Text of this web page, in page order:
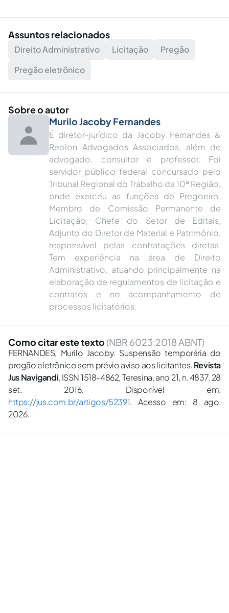
Assuntos relacionados
Direito Administrativo Licitação
Pregão
Pregão eletrônico
Sobre o autor
Murilo Jacoby Fernandes
É diretor-jurídico da Jacoby Fernandes &
Reolon Advogados Associados, além de
advogado, consultor e professor. Foi
servidor público federal concursado pelo
Tribunal Regional do Trabalho da 10ª Região,
onde exerceu as funções de Pregoeiro,
Membro de Comissão Permanente de
Licitação, Chefe do Setor de Editais,
Adjunto do Diretor de Material e Patrimônio,
responsável pelas contratações diretas.
Tem experiência na área de Direito
Administrativo, atuando principalmente na
elaboração de regulamentos de licitação e
contratos e no acompanhamento de
processos licitatórios.
Como citar este texto (NBR 6023:2018 ABNT)
FERNANDES, Murilo Jacoby. Suspensão temporária do
pregão eletrônico sem prévio aviso aos licitantes. Revista
Jus Navigandi, ISSN 1518-4862, Teresina, ano 21, n. 4837, 28
set. 2016. Disponível em:
https://jus.com.br/artigos/52391. Acesso em: 8 ago.
2026.